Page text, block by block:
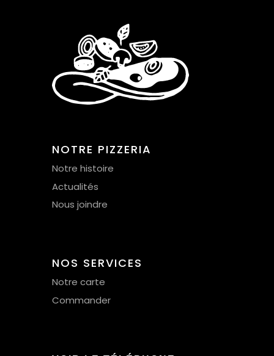
NOTRE PIZZERIA
Notre histoire
Actualités
Nous joindre
NOS SERVICES
Notre carte
Commander